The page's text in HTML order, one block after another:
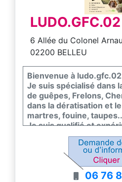
LUDO.GFC.02
6 Allée du Colonel
02200 BELLEU
Bienvenue à
Je suis spécialisé dans
de guêpes, Frelons,
dans la dératisation et
martres, fouine, taupes..
Je suis qualifié et
service pour vous
nuisibles de manière
Je comprends
votre maison contre
potentielles, c'est06 76